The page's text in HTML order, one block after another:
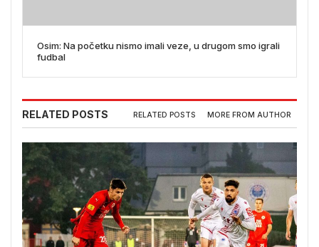
Osim: Na početku nismo imali veze, u drugom smo igrali
fudbal
RELATED POSTS RELATED POSTS MORE FROM AUTHOR